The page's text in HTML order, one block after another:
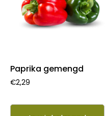
Paprika gemengd
€2,29